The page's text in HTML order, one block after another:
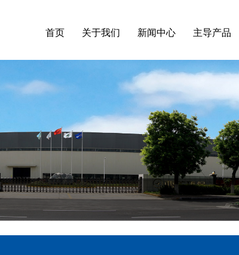
首页 关于我们 新闻中心 主导产品